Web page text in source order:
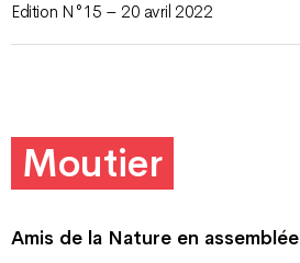
Edition N°15 – 20 avril 2022
Moutier
Amis de la Nature en assemblée